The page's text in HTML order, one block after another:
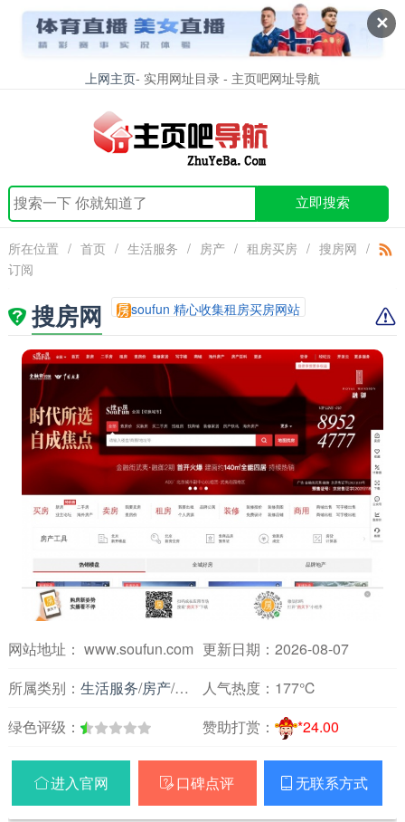
✕
上网主页- 实用网址目录 - 主页吧网址导航
立即搜索
所在位置 / 首页 / 生活服务 / 房产 / 租房买房 / 搜房网 /
订阅
搜房网 soufun 精心收集租房买房网站
网站地址： www.soufun.com 更新日期：2026-08-07
所属类别： 生活服务/房产/租房买房人气热度： 177℃
绿色评级：
赞助打赏： *24.00
进入官网  口碑点评  无联系方式